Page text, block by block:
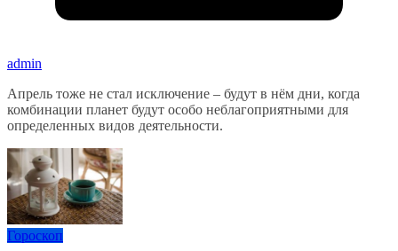
admin
Апрель тоже не стал исключение – будут в нём дни, когда
комбинации планет будут особо неблагоприятными для
определенных видов деятельности.
Гороскоп